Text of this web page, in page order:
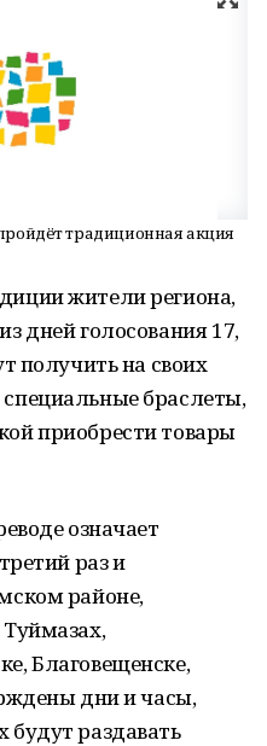
традиционная акция
жители региона,
дней голосования 17,
получить на своих
браслеты,
приобрести товары
означает
раз и
районе,
Благовещенске,
дни и часы,
будут раздавать